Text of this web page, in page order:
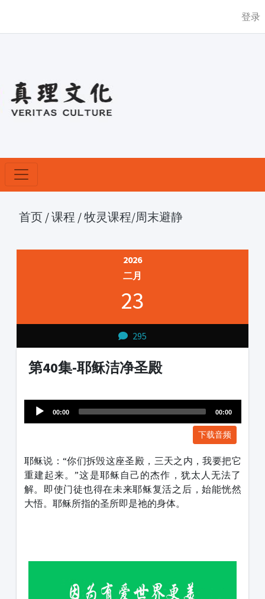
登录
首页 /课程 /牧灵课程/周末避静
2026
二月
23
295
第40集-耶稣洁净圣殿
Player
00:00 00:00
下载音频
耶稣说：“你们拆毁这座圣殿，三天之内，我要把它
重建起来。”这是耶稣自己的杰作，犹太人无法了
解。即使门徒也得在未来耶稣复活之后，始能恍然
大悟。耶稣所指的圣所即是祂的身体。